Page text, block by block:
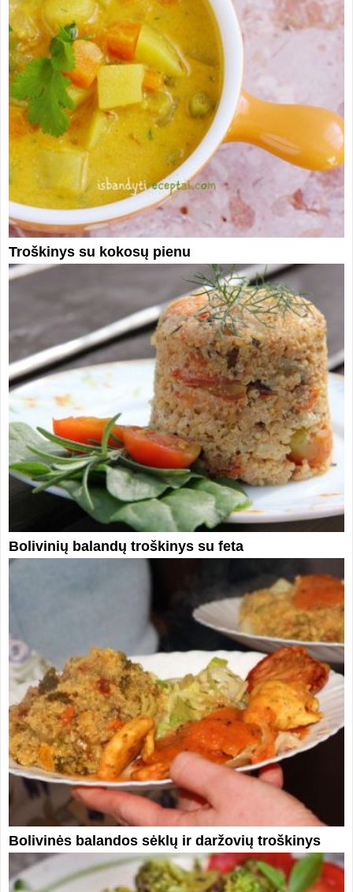
Troškinys su kokosų pienu
Bolivinių balandų troškinys su feta
Bolivinės balandos sėklų ir daržovių troškinys